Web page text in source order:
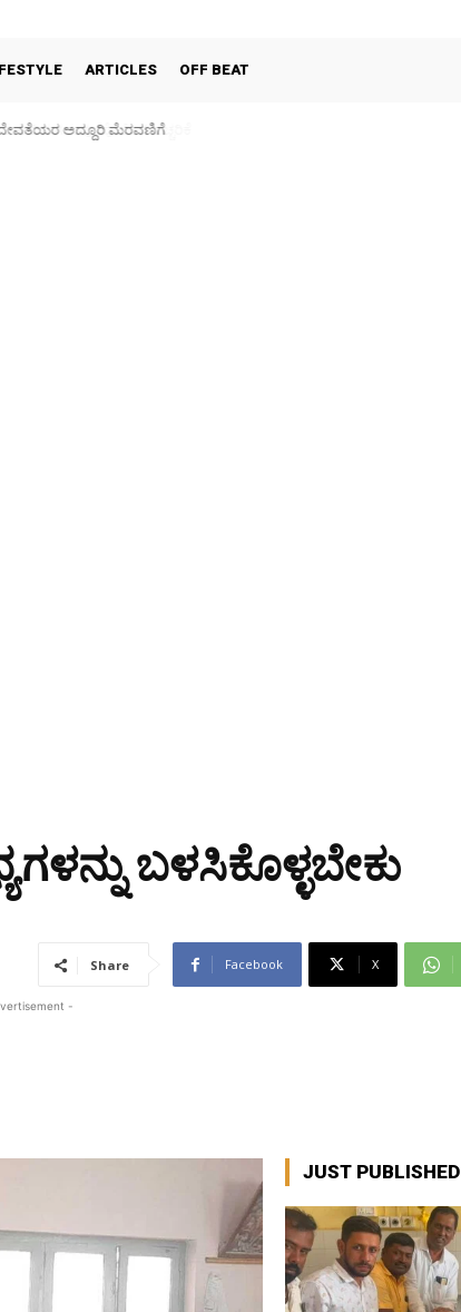
ARTICLES OFF BEAT
ಗಡುವು: ಪೊಲೀಸ್ ಎಚ್ಚರಿಕೆ
ಬಳಸಿಕೊಳ್ಳಬೇಕು
Share Facebook X
-
JUST PUBLISHED